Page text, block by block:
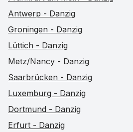
Antwerp - Danzig
Groningen - Danzig
Lüttich - Danzig
Metz/Nancy - Danzig
Saarbrücken - Danzig
Luxemburg - Danzig
Dortmund - Danzig
Erfurt - Danzig